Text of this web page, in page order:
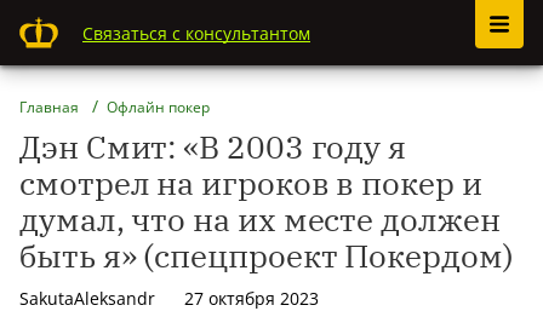
Связаться с консультантом
Главная Офлайн покер
Дэн Смит: «В 2003 году я
смотрел на игроков в покер и
думал, что на их месте должен
быть я» (спецпроект Покердом)
SakutaAleksandr
27 октября 2023